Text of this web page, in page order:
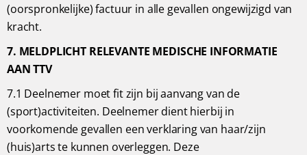
(oorspronkelijke) factuur in alle gevallen ongewijzigd van
kracht.
7. MELDPLICHT RELEVANTE MEDISCHE INFORMATIE
AAN TTV
7.1 Deelnemer moet fit zijn bij aanvang van de
(sport)activiteiten. Deelnemer dient hierbij in
voorkomende gevallen een verklaring van haar/zijn
(huis)arts te kunnen overleggen. Deze